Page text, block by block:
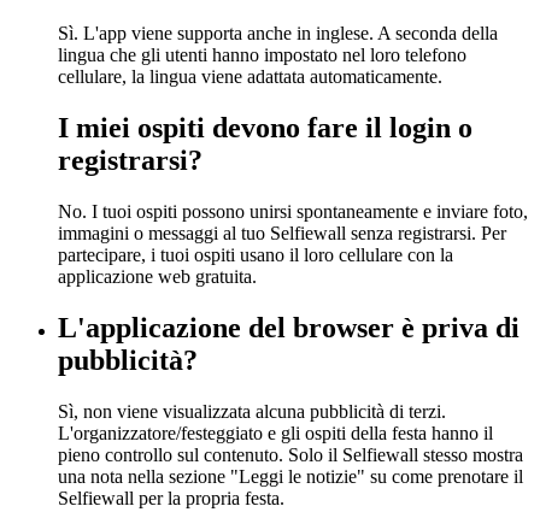
Sì. L'app viene supporta anche in inglese. A seconda della
lingua che gli utenti hanno impostato nel loro telefono
cellulare, la lingua viene adattata automaticamente.
I miei ospiti devono fare il login o
registrarsi?
No. I tuoi ospiti possono unirsi spontaneamente e inviare foto,
immagini o messaggi al tuo Selfiewall senza registrarsi. Per
partecipare, i tuoi ospiti usano il loro cellulare con la
applicazione web gratuita.
L'applicazione del browser è priva di
pubblicità?
Sì, non viene visualizzata alcuna pubblicità di terzi.
L'organizzatore/festeggiato e gli ospiti della festa hanno il
pieno controllo sul contenuto. Solo il Selfiewall stesso mostra
una nota nella sezione "Leggi le notizie" su come prenotare il
Selfiewall per la propria festa.